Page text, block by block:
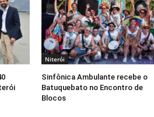
Niterói
Sinfônica Ambulante recebe o
Batuquebato no Encontro de
Blocos